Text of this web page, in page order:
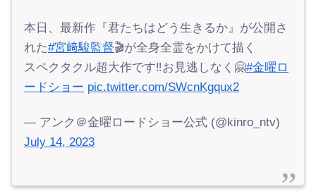
本日、最新作『君たちはどう生きるか』が公開さ
れた#宮﨑駿監督🎬が全身全霊をかけて描く
スペクタクル超大作です‼️お見逃しなく🤗#金曜ロ
ードショー pic.twitter.com/SWcnKgqux2
— アンク＠金曜ロードショー公式 (@kinro_ntv)
July 14, 2023